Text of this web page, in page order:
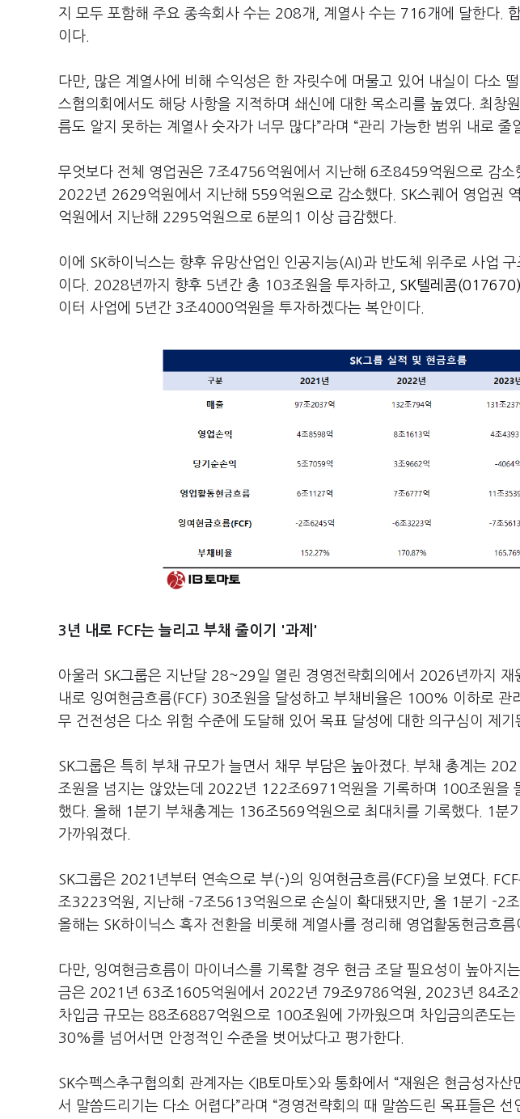
지 모두 포함해 주요 종속회사 수는 208개, 계열사 수는 716개에 달한다.
이다.
다만, 많은 계열사에 비해 수익성은 한 자릿수에 머물고 있어 내실이 다소
스협의회에서도 해당 사항을 지적하며 쇄신에 대한 목소리를 높였다. 최창
름도 알지 못하는 계열사 숫자가 너무 많다”라며 “관리 가능한 범위 내로 줄
무엇보다 전체 영업권은 7조4756억원에서 지난해 6조8459억원으로 감소
2022년 2629억원에서 지난해 559억원으로 감소했다. SK스퀘어 영업권
억원에서 지난해 2295억원으로 6분의1 이상 급감했다.
이에 SK하이닉스는 향후 유망산업인 인공지능(AI)과 반도체 위주로 사업
이다. 2028년까지 향후 5년간 총 103조원을 투자하고, SK텔레콤(017670)
이터 사업에 5년간 3조4000억원을 투자하겠다는 복안이다.
3년 내로 FCF는 늘리고 부채 줄이기 '과제'
아울러 SK그룹은 지난달 28~29일 열린 경영전략회의에서 2026년까지
내로 잉여현금흐름(FCF) 30조원을 달성하고 부채비율은 100% 이하로 관
무 건전성은 다소 위험 수준에 도달해 있어 목표 달성에 대한 의구심이 제기
SK그룹은 특히 부채 규모가 늘면서 채무 부담은 높아졌다. 부채 총계는
조원을 넘지는 않았는데 2022년 122조6971억원을 기록하며 100조원을
했다. 올해 1분기 부채총계는 136조569억원으로 최대치를 기록했다. 1분
가까워졌다.
SK그룹은 2021년부터 연속으로 부(-)의 잉여현금흐름(FCF)을 보였다.
조3223억원, 지난해 -7조5613억원으로 손실이 확대됐지만, 올 1분기 -2
올해는 SK하이닉스 흑자 전환을 비롯해 계열사를 정리해 영업활동현금흐름
다만, 잉여현금흐름이 마이너스를 기록할 경우 현금 조달 필요성이 높아지
금은 2021년 63조1605억원에서 2022년 79조9786억원, 2023년 84조
차입금 규모는 88조6887억원으로 100조원에 가까웠으며 차입금의존도
30%를 넘어서면 안정적인 수준을 벗어났다고 평가한다.
SK수펙스추구협의회 관계자는 <IB토마토>와 통화에서 “재원은 현금성자
서 말씀드리기는 다소 어렵다”라며 “경영전략회의 때 말씀드린 목표들은